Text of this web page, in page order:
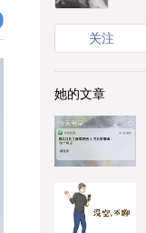
关注
她的文章